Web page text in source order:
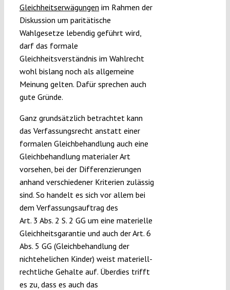
Gleichheitserwägungen im Rahmen der
Diskussion um paritätische
Wahlgesetze lebendig geführt wird,
darf das formale
Gleichheitsverständnis im Wahlrecht
wohl bislang noch als allgemeine
Meinung gelten. Dafür sprechen auch
gute Gründe.
Ganz grundsätzlich betrachtet kann
das Verfassungsrecht anstatt einer
formalen Gleichbehandlung auch eine
Gleichbehandlung materialer Art
vorsehen, bei der Differenzierungen
anhand verschiedener Kriterien zulässig
sind. So handelt es sich vor allem bei
dem Verfassungsauftrag des
Art. 3 Abs. 2 S. 2 GG um eine materielle
Gleichheitsgarantie und auch der Art. 6
Abs. 5 GG (Gleichbehandlung der
nichtehelichen Kinder) weist materiell-
rechtliche Gehalte auf. Überdies trifft
es zu, dass es auch das